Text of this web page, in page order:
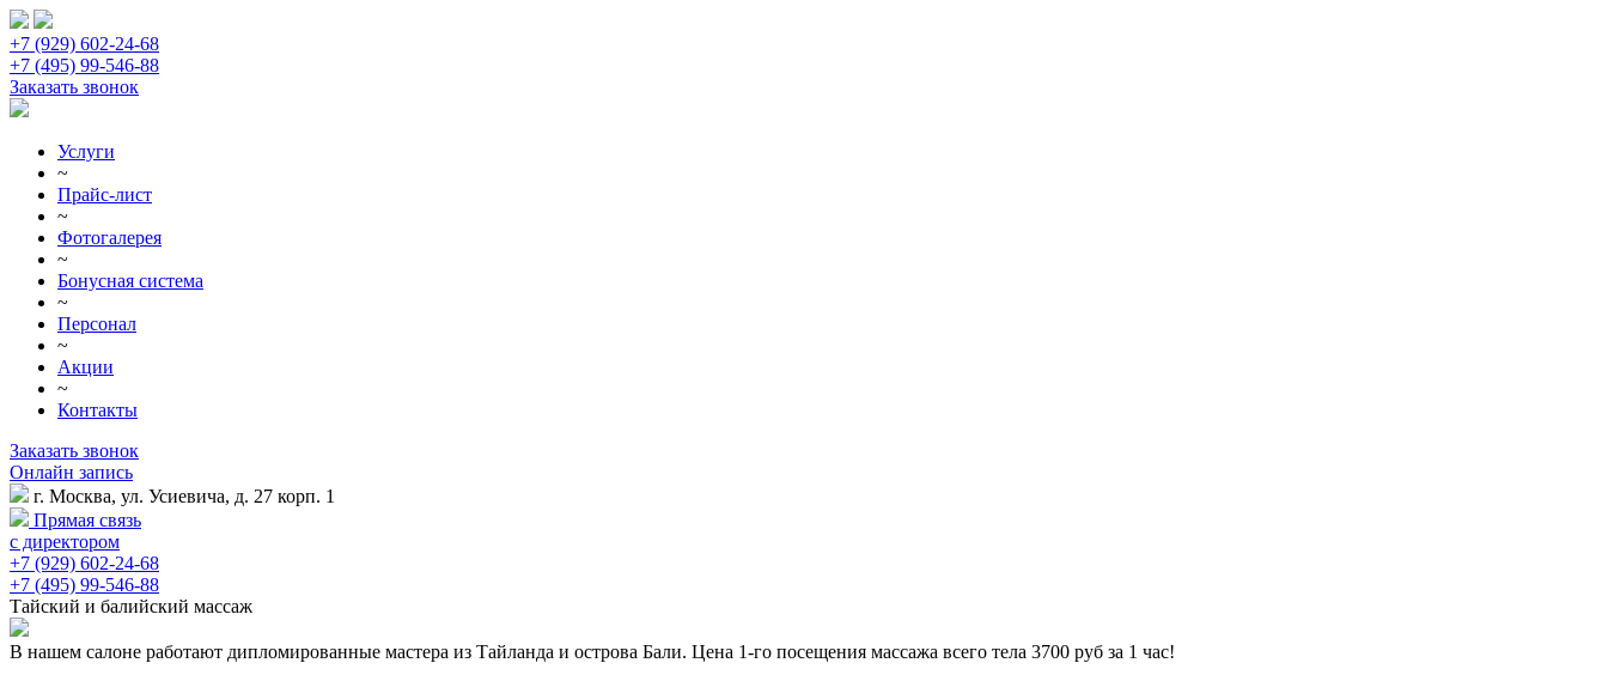
+7 (929) 602-24-68
+7 (495) 99-546-88
Заказать звонок
Услуги
~
Прайс-лист
~
Фотогалерея
~
Бонусная система
~
Персонал
~
Акции
~
Контакты
Заказать звонок
Онлайн запись
г. Москва, ул. Усиевича, д. 27 корп. 1
Прямая связь
с директором
+7 (929) 602-24-68
+7 (495) 99-546-88
Тайский и балийский массаж
В нашем салоне работают дипломированные мастера из Тайланда и острова Бали. Цена 1-го посещения массажа всего тела 3700 руб за 1 час!